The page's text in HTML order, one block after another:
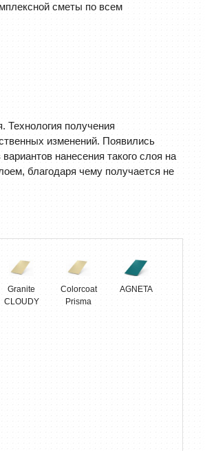
сметы по всем
получения
изменений. Появились
нанесения такого слоя на
благодаря чему получается не
Granite
CLOUDY
Colorcoat
Prisma
AGNETA